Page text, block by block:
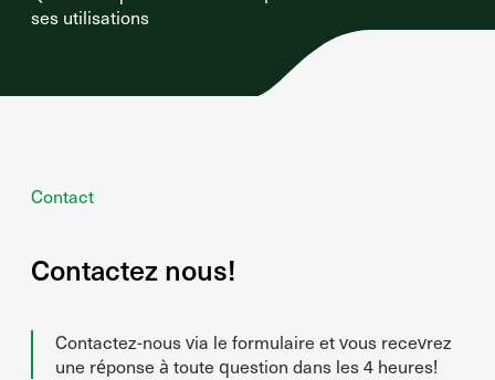
ses utilisations
Contact
Contactez nous!
Contactez-nous via le formulaire et vous recevrez
une réponse à toute question dans les 4 heures!